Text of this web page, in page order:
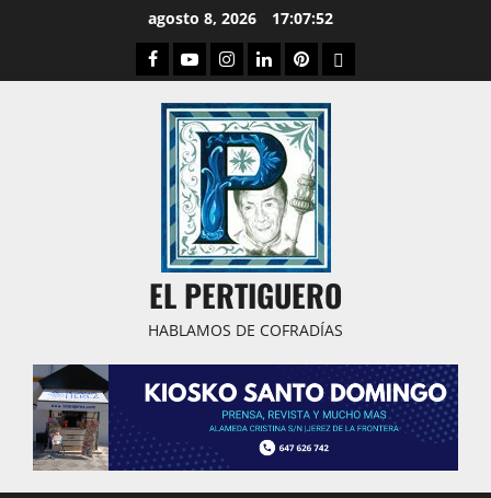
agosto 8, 2026 17:07:53
Facebook
YoutubeInstagram
LinkedPinterestDribbble
EL PERTIGUERO
HABLAMOS DE COFRADÍAS